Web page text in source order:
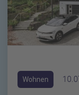
Wohnen